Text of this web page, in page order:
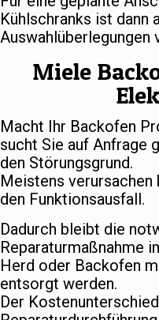
Kühlschranks ist dann
Auswahlüberlegungen
Miele
Macht Ihr Backofen
sucht Sie auf Anfrage
den Störungsgrund.
Meistens
den Funktionsausfall.
Dadurch bleibt die
Reparaturmaßnahme
Herd oder Backofen
entsorgt werden.
Der